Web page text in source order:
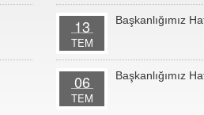
13
TEM
Başkanlığımız
06
TEM
Başkanlığımız